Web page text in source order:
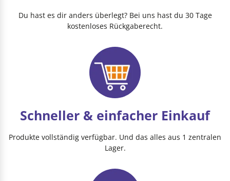
Du hast es dir anders überlegt? Bei uns hast du 30 Tage
kostenloses Rückgaberecht.
Schneller & einfacher Einkauf
Produkte vollständig verfügbar. Und das alles aus 1 zentralen
Lager.